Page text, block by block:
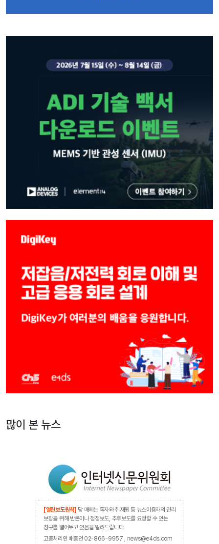
많이 본 뉴스
[열린보도원칙] 당 매체는 독자와 취재원 등 뉴스이용자의 권리
보장을 위해 반론이나 정정보도, 추후보도를 요청할 수 있는
창구를 열어두고 있음을 알려드립니다.
고충처리인 배종인 02-866-9957 , news@e4ds.com